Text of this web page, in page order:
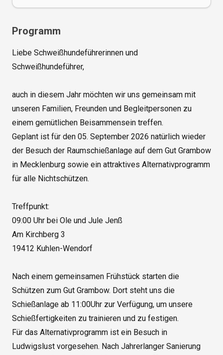
Programm
Liebe Schweißhundeführerinnen und
Schweißhundeführer,
auch in diesem Jahr möchten wir uns gemeinsam mit
unseren Familien, Freunden und Begleitpersonen zu
einem gemütlichen Beisammensein treffen.
Geplant ist für den 05. September 2026 natürlich wieder
der Besuch der Raumschießanlage auf dem Gut Grambow
in Mecklenburg sowie ein attraktives Alternativprogramm
für alle Nichtschützen.
Treffpunkt:
09:00 Uhr bei Ole und Jule Jenß
Am Kirchberg 3
19412 Kuhlen-Wendorf
Nach einem gemeinsamen Frühstück starten die
Schützen zum Gut Grambow. Dort steht uns die
Schießanlage ab 11:00Uhr zur Verfügung, um unsere
Schießfertigkeiten zu trainieren und zu festigen.
Für das Alternativprogramm ist ein Besuch in
Ludwigslust vorgesehen. Nach Jahrerlanger Sanierung